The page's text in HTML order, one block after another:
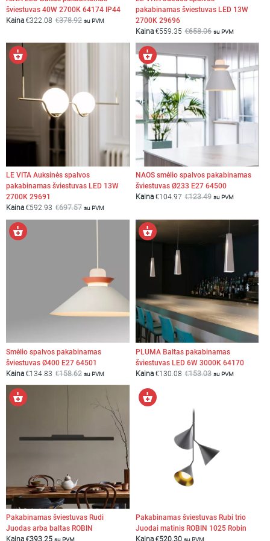
RODYTI REZULTATUS
šviestuvas 40W 2700K 64174 IP44
Kaina €322.08 €378.92 su PVM
pakabinamas šviestuvas LED 13W
2700K 29696
Kaina €559.35 €658.06 su PVM
LE VITA Auksinės spalvos
pakabinamas šviestuvas LED 13W
2700K 29691
Kaina €592.93 €697.57 su PVM
Pasirinkti
savybes
NAOS smėlio spalvos pakabinamas
šviestuvas Ø233 E27 64500
Kaina €104.97 €123.49 su PVM
Pasirinkti
savybes
Smėlio spalvos pakabinamas
šviestuvas Ø400 E27 64501
Kaina €134.83 €158.62 su PVM
Pasirinkti
savybes
PLUMA Baltas pakabinamas
šviestuvas LED 6W 3000K 64170
Kaina €130.08 €153.03 su PVM
Pasirinkti
savybes
Pakabinamas šviestuvas Rudi
Juodas arba baltas ROBIN
Pasirinkti
savybes
Pakabinamas šviestuvas Rubi trio
Juodai matinis ROBIN 1025 Robin
Į
krepšelį